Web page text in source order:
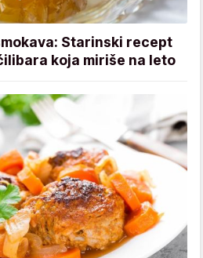
Starinski recept
koja miriše na leto